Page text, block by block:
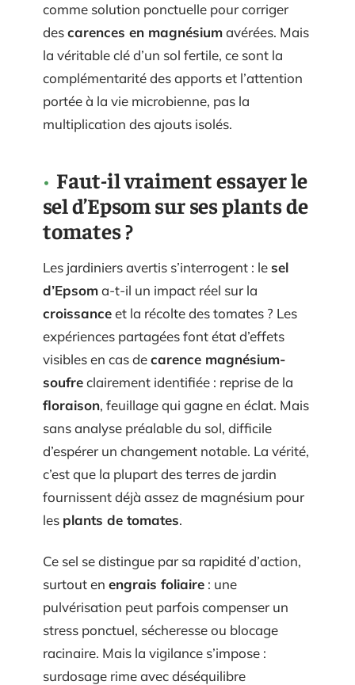
comme solution ponctuelle pour corriger
descarences en magnésiumavérées. Mais
la véritable clé d’un sol fertile, ce sont la
complémentarité des apports et l’attention
portée à la vie microbienne, pas la
multiplication des ajouts isolés.
Faut-il vraiment essayer le
sel d’Epsom sur ses plants de
tomates ?
Les jardiniers avertis s’interrogent : lesel
d’Epsoma-t-il un impact réel sur la
croissanceet la récolte des tomates ? Les
expériences partagées font état d’effets
visibles en cas decarence magnésium-
soufreclairement identifiée : reprise de la
floraison, feuillage qui gagne en éclat. Mais
sans analyse préalable du sol, difficile
d’espérer un changement notable. La vérité,
c’est que la plupart des terres de jardin
fournissent déjà assez de magnésium pour
les plants de tomates.
Ce sel se distingue par sa rapidité d’action,
surtout en engrais foliaire : une
pulvérisation peut parfois compenser un
stress ponctuel, sécheresse ou blocage
racinaire. Mais la vigilance s’impose :
surdosage rime avec déséquilibre